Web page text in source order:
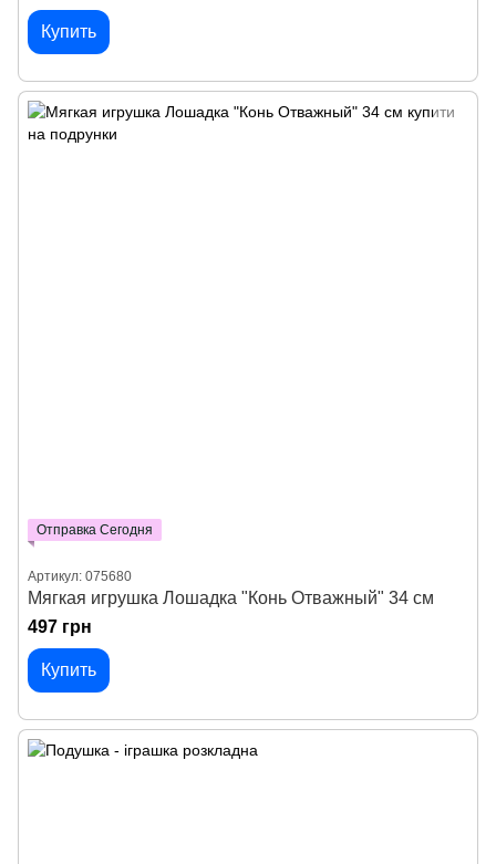
Купить
Отправка Сегодня
Артикул: 075680
Мягкая игрушка Лошадка "Конь Отважный" 34 см
497 грн
Купить